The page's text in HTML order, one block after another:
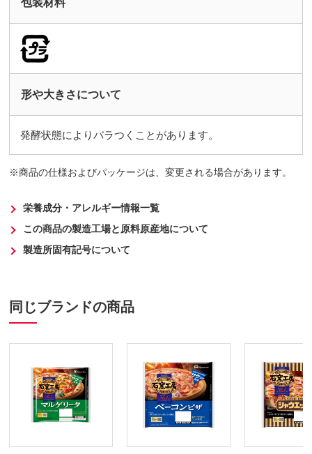
包装材料
形や大きさについて
発酵状態によりバラつくことがあります。
商品の仕様およびパッケージは、変更される場合があります。
栄養成分・アレルギー情報一覧
この商品の製造工場と原料原産地について
製造所固有記号について
同じブランドの商品